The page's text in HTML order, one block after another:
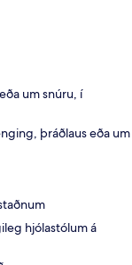
um snúru, í
þráðlaus eða um
hjólastólum á